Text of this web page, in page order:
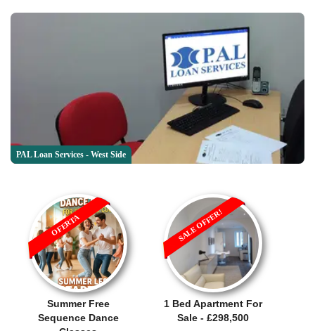
PAL Loan Services - West Side
Summer Free
Sequence Dance
OFERTA
1 Bed Apartment For
Sale - £298,500
SALE OFFER!